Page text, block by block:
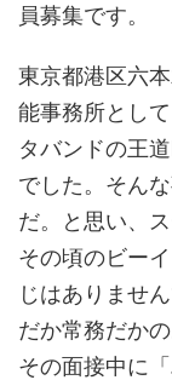
員募集です。
東京都港区六
能事務所とし
タバンドの王
でした。そん
だ。と思い、
その頃のビー
じはありませ
だか常務だか
その面接中に